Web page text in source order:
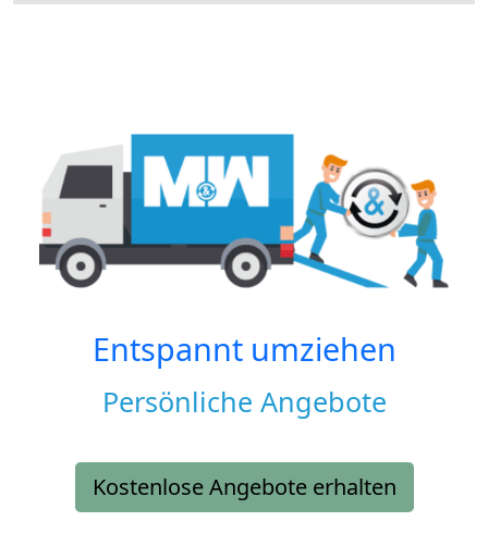
Entspannt umziehen
Persönliche Angebote
Kostenlose Angebote erhalten